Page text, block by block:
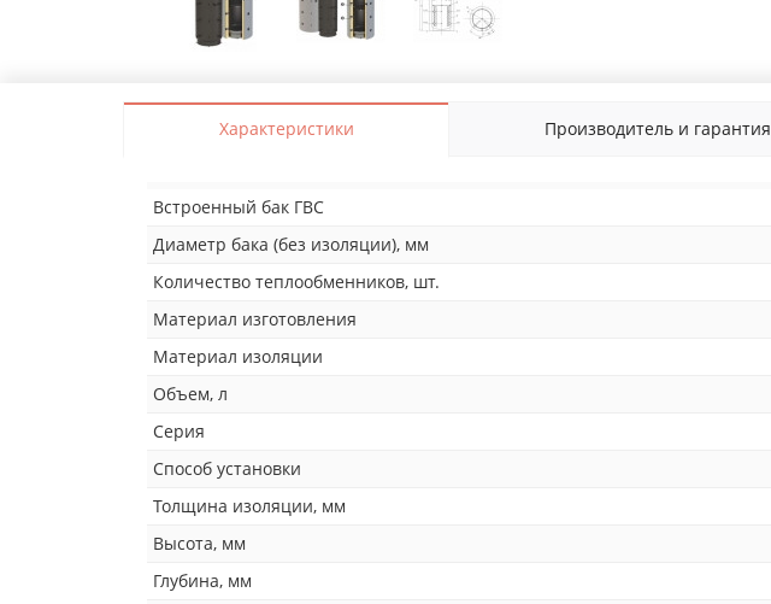
Характеристики Производитель и гарантия
Встроенный бак ГВС
Диаметр бака (без изоляции), мм
Количество теплообменников, шт.
Материал изготовления
Материал изоляции
Объем, л
Серия
Способ установки
Толщина изоляции, мм
Высота, мм
Глубина, мм